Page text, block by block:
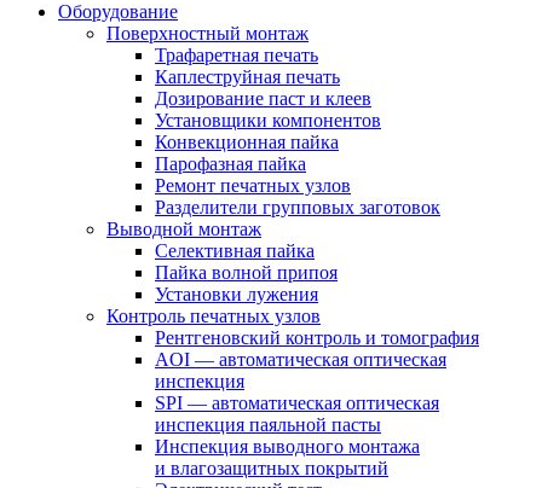
Оборудование
Поверхностный монтаж
Трафаретная печать
Каплеструйная печать
Дозирование паст и клеев
Установщики компонентов
Конвекционная пайка
Парофазная пайка
Ремонт печатных узлов
Разделители групповых заготовок
Выводной монтаж
Селективная пайка
Пайка волной припоя
Установки лужения
Контроль печатных узлов
Рентгеновский контроль и томография
AOI — автоматическая оптическая
инспекция
SPI — автоматическая оптическая
инспекция паяльной пасты
Инспекция выводного монтажа
и влагозащитных покрытий